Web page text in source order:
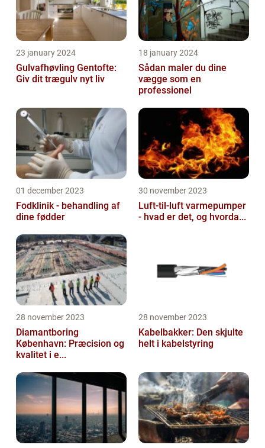
23 january 2024
Gulvafhøvling Gentofte:
Giv dit trægulv nyt liv
18 january 2024
Sådan maler du dine
vægge som en
professionel
01 december 2023
Fodklinik - behandling af
dine fødder
30 november 2023
Luft-til-luft varmepumper
- hvad er det, og hvorda...
28 november 2023
Diamantboring
København: Præcision og
kvalitet i e...
28 november 2023
Kabelbakker: Den skjulte
helt i kabelstyring